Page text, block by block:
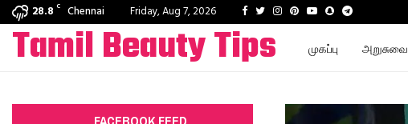
28.8 C Chennai Friday, Aug 7, 2026 Facebook
TwitterInstagram
PinterestYoutube
SnapchatTelegram
Tamil Beauty Tips முகப்பு அறுசுவை